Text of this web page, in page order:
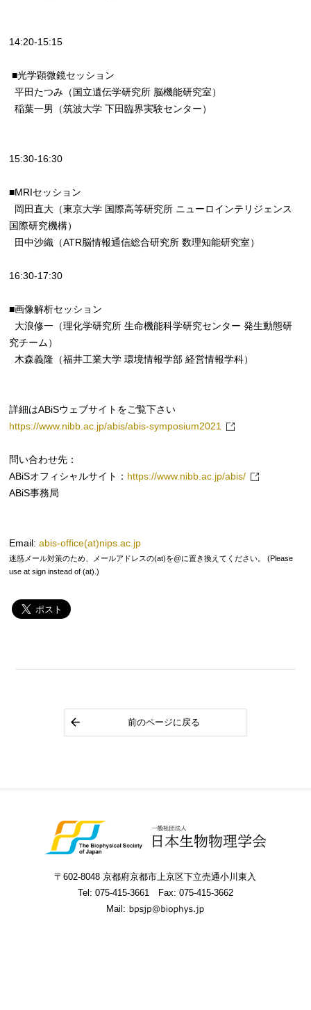
14:20-15:15
■光学顕微鏡セッション
平田たつみ（国立遺伝学研究所 脳機能研究室）
稲葉一男（筑波大学 下田臨界実験センター）
15:30-16:30
■MRIセッション
岡田直大（東京大学 国際高等研究所 ニューロインテリジェンス
国際研究機構）
田中沙織（ATR脳情報通信総合研究所 数理知能研究室）
16:30-17:30
■画像解析セッション
大浪修一（理化学研究所 生命機能科学研究センター 発生動態研
究チーム）
木森義隆（福井工業大学 環境情報学部 経営情報学科）
詳細はABiSウェブサイトをご覧下さい
https://www.nibb.ac.jp/abis/abis-symposium2021
問い合わせ先：
ABiSオフィシャルサイト： https://www.nibb.ac.jp/abis/
ABiS事務局
Email:abis-office(at)nips.ac.jp
迷惑メール対策のため、メールアドレスの(at)を@に置き換えてください。 (Please
use at sign instead of (at).)
前のページに戻る
〒602-8048 京都府京都市上京区下立売通小川東入
Tel: 075-415-3661
Fax: 075-415-3662
Mail: